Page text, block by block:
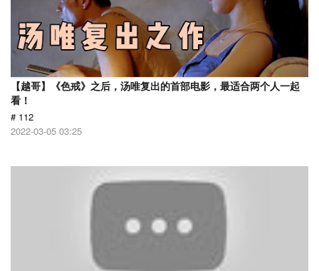
【越哥】《色戒》之后，汤唯复出的首部电影，最适合两个人一起
看！
# 112
2022-03-05 03:25